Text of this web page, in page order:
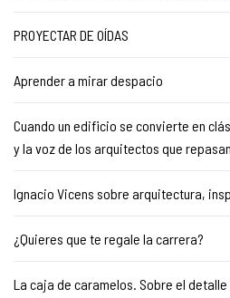
PROYECTAR DE OÍDAS
Aprender a mirar despacio
Cuando un edificio se convierte en
y la voz de los arquitectos que
Ignacio Vicens sobre arquitectura,
¿Quieres que te regale la carrera?
La caja de caramelos. Sobre el